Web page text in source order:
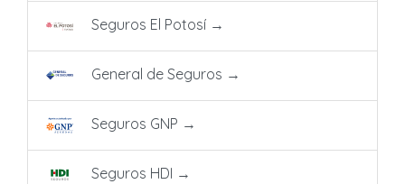
Seguros El Potosí →
General de Seguros →
Seguros GNP →
Seguros HDI →